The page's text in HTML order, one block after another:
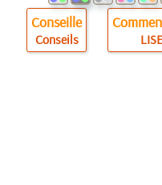
Conseille
Conseils